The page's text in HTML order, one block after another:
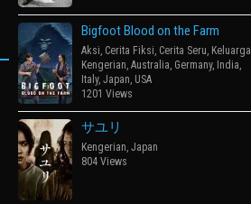
Bigfoot Blood on the Farm
Aksi, Cerita Fiksi, Cerita Seru, Keluarga
Kengerian, Australia, Germany, India,
Italy, Japan, USA
1201 Views
サユリ
Kengerian, Japan
804 Views